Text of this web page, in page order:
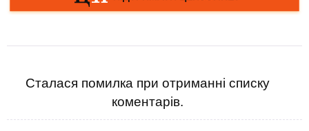
Сталася помилка при отриманні списку
коментарів.